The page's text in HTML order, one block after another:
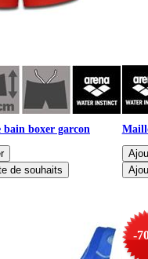
boxer garcon
-